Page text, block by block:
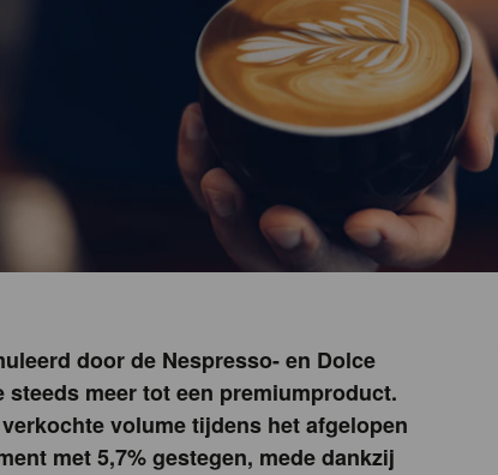
door de Nespresso- en Dolce
meer tot een premiumproduct.
volume tijdens het afgelopen
met 5,7% gestegen, mede dankzij